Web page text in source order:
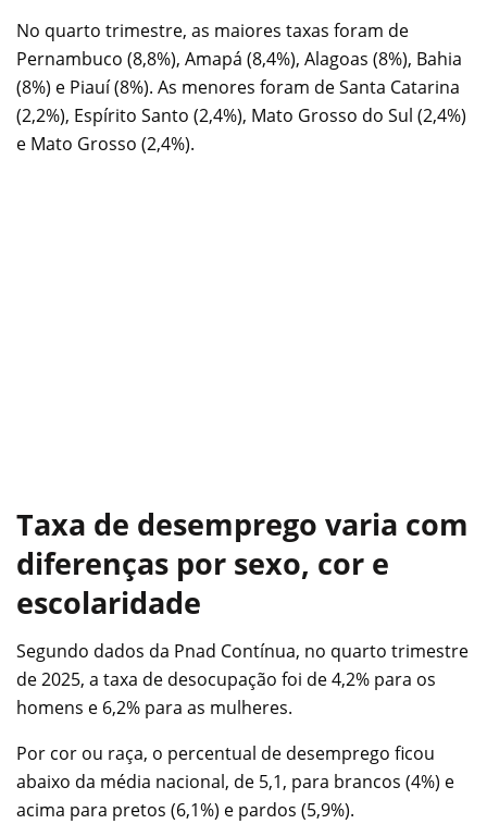
No quarto trimestre, as maiores taxas foram de
Pernambuco (8,8%), Amapá (8,4%), Alagoas (8%), Bahia
(8%) e Piauí (8%). As menores foram de Santa Catarina
(2,2%), Espírito Santo (2,4%), Mato Grosso do Sul (2,4%)
e Mato Grosso (2,4%).
Taxa de desemprego varia com
diferenças por sexo, cor e
escolaridade
Segundo dados da Pnad Contínua, no quarto trimestre
de 2025, a taxa de desocupação foi de 4,2% para os
homens e 6,2% para as mulheres.
Por cor ou raça, o percentual de desemprego ficou
abaixo da média nacional, de 5,1, para brancos (4%) e
acima para pretos (6,1%) e pardos (5,9%).